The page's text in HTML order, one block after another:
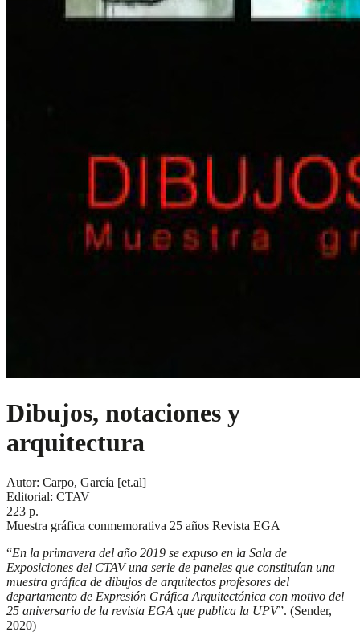
Dibujos, notaciones y
arquitectura
Autor: Carpo, García [et.al]
Editorial: CTAV
223 p.
Muestra gráfica conmemorativa 25 años Revista EGA
“En la primavera del año 2019 se expuso en la Sala de
Exposiciones del CTAV una serie de paneles que constituían una
muestra gráfica de dibujos de arquitectos profesores del
departamento de Expresión Gráfica Arquitectónica con motivo del
25 aniversario de la revista EGA que publica la UPV”. (Sender,
2020)